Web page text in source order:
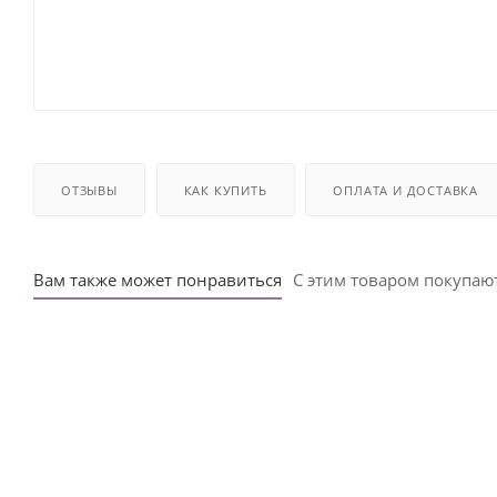
ОТЗЫВЫ КАК КУПИТЬ ОПЛАТА И ДОСТАВКА
Вам также может понравиться С этим товаром